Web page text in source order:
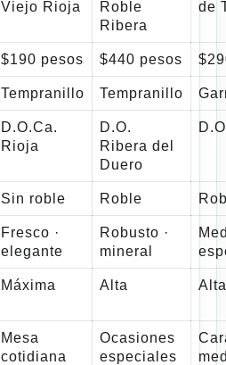
Viejo Rioja
Roble
Ribera
de
$190 pesos $440 pesos
Tempranillo Tempranillo
D.O.Ca.
Rioja
D.O.
Ribera del
Duero
Sin roble Roble
Fresco ·
elegante
Robusto ·
mineral
Máxima Alta Alta
Mesa
cotidiana
Ocasiones
especiales